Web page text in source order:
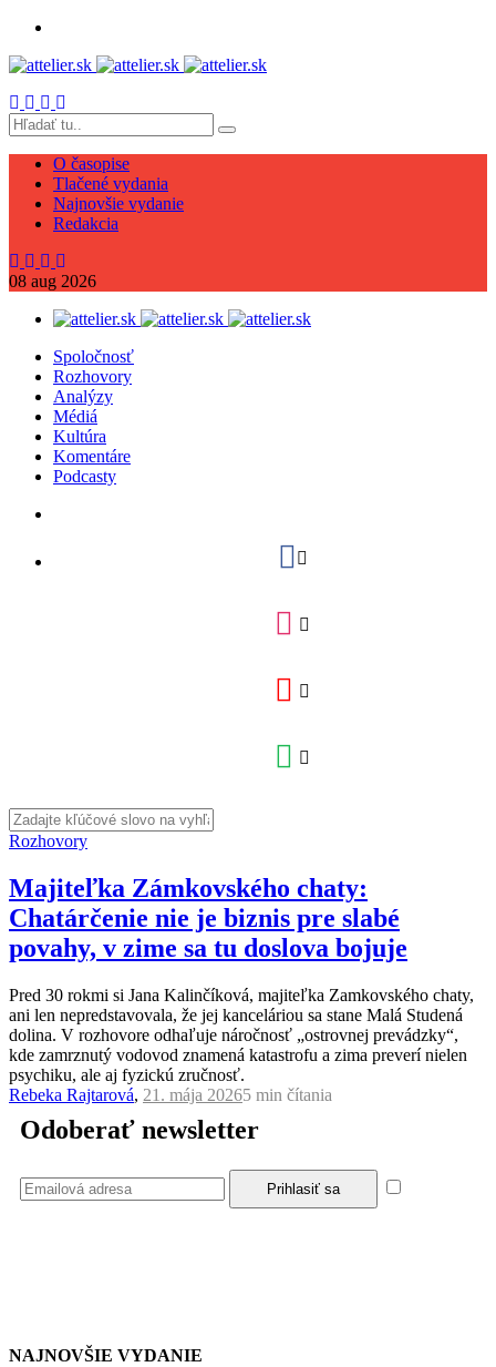
O časopise
Tlačené vydania
Najnovšie vydanie
Redakcia
08 aug 2026
Spoločnosť
Rozhovory
Analýzy
Médiá
Kultúra
Komentáre
Podcasty
Rozhovory
Majiteľka Zámkovského chaty:
Chatárčenie nie je biznis pre slabé
povahy, v zime sa tu doslova bojuje
Pred 30 rokmi si Jana Kalinčíková, majiteľka Zamkovského chaty,
ani len nepredstavovala, že jej kanceláriou sa stane Malá Studená
dolina. V rozhovore odhaľuje náročnosť „ostrovnej prevádzky“,
kde zamrznutý vodovod znamená katastrofu a zima preverí nielen
psychiku, ale aj fyzickú zručnosť.
Rebeka Rajtarová, 21. mája 20265 min čítania
Odoberať newsletter
NAJNOVŠIE VYDANIE